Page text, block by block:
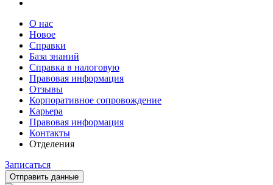
О нас
Новое
Справки
База знаний
Справка в налоговую
Правовая информация
Отзывы
Корпоративное сопровождение
Карьера
Правовая информация
Контакты
Отделения
Записаться
Отправить данные